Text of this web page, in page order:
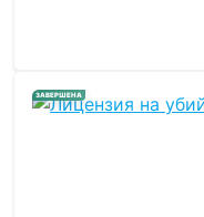
ЗАВЕРШЕНА